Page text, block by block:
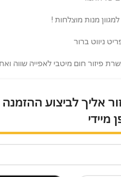
אליך לביצוע ההזמנה
מיידי